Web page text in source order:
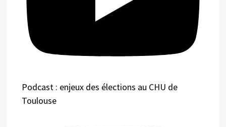
Podcast : enjeux des élections au CHU de
Toulouse